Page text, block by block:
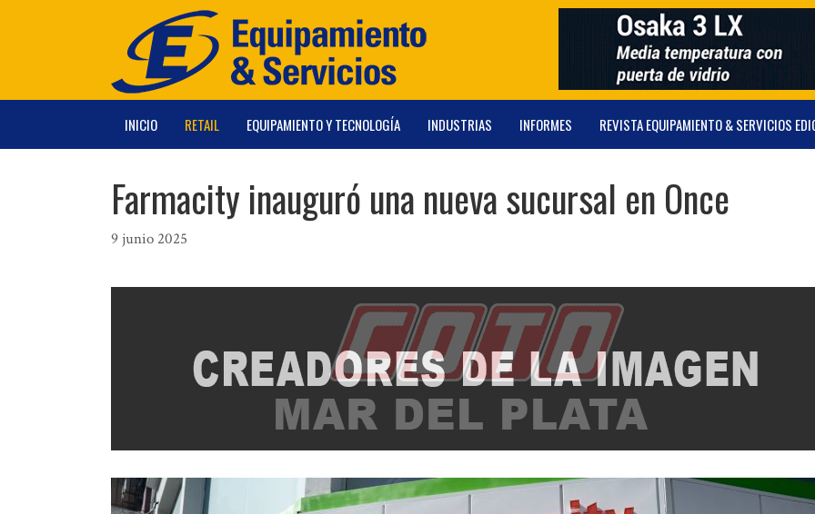
INICIO RETAIL EQUIPAMIENTO Y TECNOLOGÍA INDUSTRIAS INFORMES REVISTA EQUIPAMIENTO & SERVICIOS
Farmacity inauguró una nueva sucursal en Once
9 junio 2025